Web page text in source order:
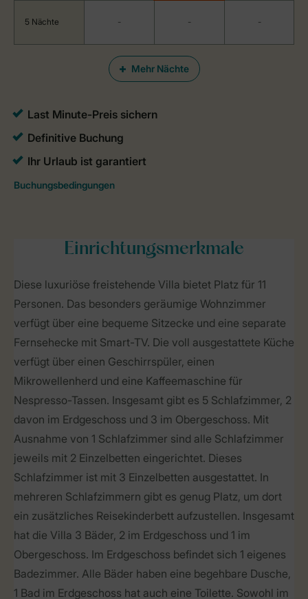
Mehr Nächte
5 Nächte - - -
Einrichtungsmerkmale
Diese luxuriöse freistehende Villa bietet Platz für 11
Personen. Das besonders geräumige Wohnzimmer
verfügt über eine bequeme Sitzecke und eine separate
Fernsehecke mit Smart-TV. Die voll ausgestattete Küche
verfügt über einen Geschirrspüler, einen
Mikrowellenherd und eine Kaffeemaschine für
Nespresso-Tassen. Insgesamt gibt es 5 Schlafzimmer, 2
davon im Erdgeschoss und 3 im Obergeschoss. Mit
Ausnahme von 1 Schlafzimmer sind alle Schlafzimmer
jeweils mit 2 Einzelbetten eingerichtet. Dieses
Schlafzimmer ist mit 3 Einzelbetten ausgestattet. In
mehreren Schlafzimmern gibt es genug Platz, um dort
ein zusätzliches Reisekinderbett aufzustellen. Insgesamt
hat die Villa 3 Bäder, 2 im Erdgeschoss und 1 im
Obergeschoss. Im Erdgeschoss befindet sich 1 eigenes
Badezimmer. Alle Bäder haben eine begehbare Dusche,
1 Bad im Erdgeschoss hat auch eine Toilette. Sowohl im